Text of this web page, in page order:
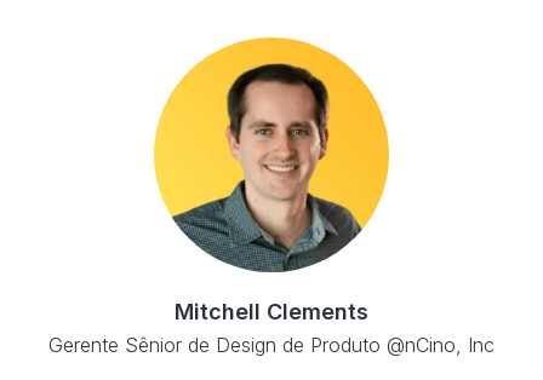
Mitchell Clements
Gerente Sênior de Design de Produto @nCino, Inc